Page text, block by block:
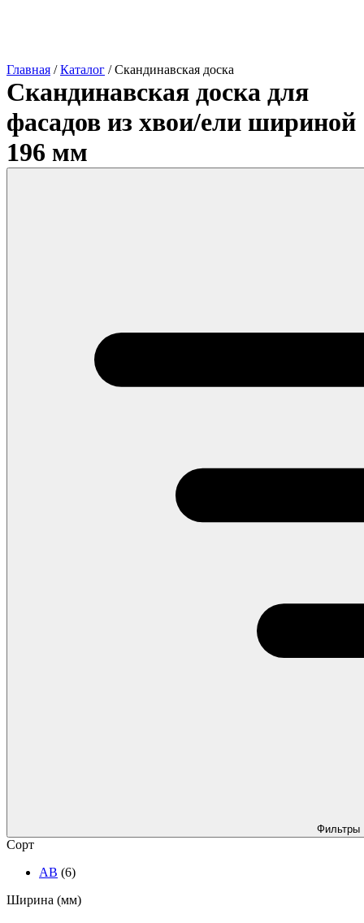
Главная /Каталог /Скандинавская доска
Скандинавская доска для
фасадов из хвои/ели шириной
196 мм
Фильтры
Сорт
АВ (6)
Ширина (мм)